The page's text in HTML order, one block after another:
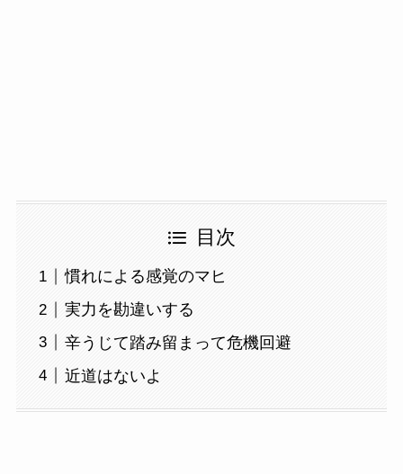
目次
慣れによる感覚のマヒ
実力を勘違いする
辛うじて踏み留まって危機回避
近道はないよ